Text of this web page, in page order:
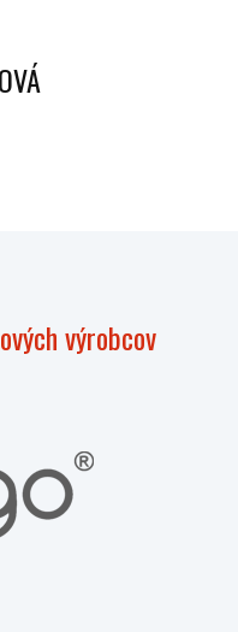
výrobcov